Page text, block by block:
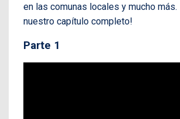
en las comunas locales y mucho más.
nuestro capítulo completo!
Parte 1